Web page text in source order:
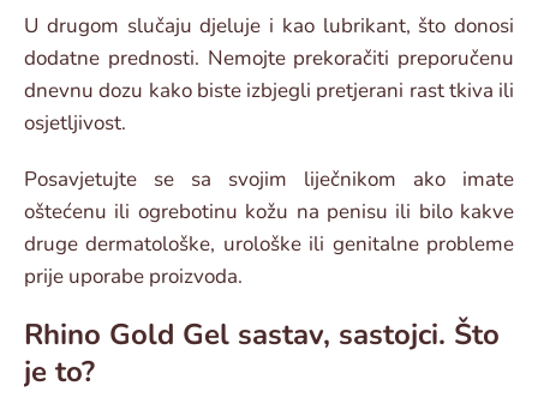
U drugom slučaju djeluje i kao lubrikant, što donosi
dodatne prednosti. Nemojte prekoračiti preporučenu
dnevnu dozu kako biste izbjegli pretjerani rast tkiva ili
osjetljivost.
Posavjetujte se sa svojim liječnikom ako imate
oštećenu ili ogrebotinu kožu na penisu ili bilo kakve
druge dermatološke, urološke ili genitalne probleme
prije uporabe proizvoda.
Rhino Gold Gel sastav, sastojci. Što
je to?